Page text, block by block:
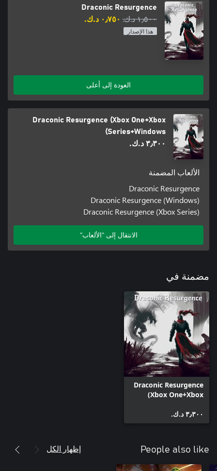
Draconic Resurgence
١٫٥٠٠ د.ك.‏ ٠٫٧٥٠ د.ك.‏
هذا الإصدار
العودة إلى أعلى
Draconic Resurgence (Xbox One+Xbox
Series+Windows)
٣٫٣٠٠ د.ك.‏
الألعاب المضمنة
Draconic Resurgence
Draconic Resurgence (Windows)
Draconic Resurgence (Xbox Series)
الانتقال إلى "الألعاب"
مضمنة في
Draconic Resurgence
(Xbox One+Xbox
٣٫٣٠٠ د.ك.‏
People also like إظهار الكل